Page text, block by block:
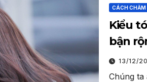
CÁCH CHĂM
Kiểu
bận
13/12/
Chúng ta